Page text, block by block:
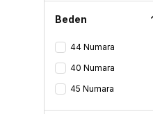
Beden
44 Numara
40 Numara
45 Numara